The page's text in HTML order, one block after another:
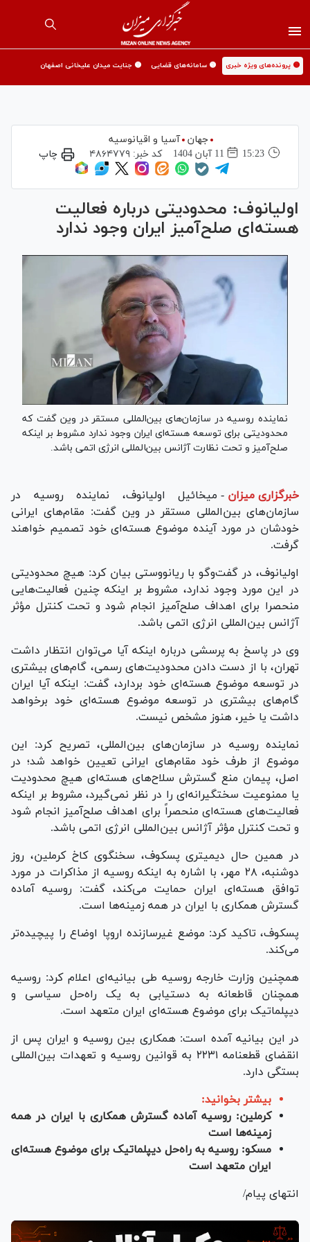
🟡 پرونده‌های ویژه خبری 🟡 سامانه‌های قضایی 🟡 جنایت میدان علیخانی اصفهان
جهان
آسیا و اقیانوسیه
15:23
11 آبان 1404 کد خبر: ۴۸۶۴۷۷۹ چاپ
اولیانوف: محدودیتی درباره فعالیت
هسته‌ای صلح‌آمیز ایران وجود ندارد
نماینده روسیه در سازمان‌های بین‌المللی مستقر در وین گفت که
محدودیتی برای توسعه هسته‌ای ایران وجود ندارد مشروط بر اینکه
صلح‌آمیز و تحت نظارت آژانس بین‌‍المللی انرژی اتمی باشد.
خبرگزاری میزان - میخائیل اولیانوف، نماینده روسیه در
سازمان‌های بین‌المللی مستقر در وین گفت: مقام‌های ایرانی
خودشان در مورد آینده موضوع هسته‌ای خود تصمیم خواهند
گرفت.
اولیانوف، در گفت‌و‌گو با ریانووستی بیان کرد: هیچ محدودیتی
در این مورد وجود ندارد، مشروط بر اینکه چنین فعالیت‌هایی
منحصرا برای اهداف صلح‌آمیز انجام شود و تحت کنترل مؤثر
آژانس بین‌المللی انرژی اتمی باشد.
وی در پاسخ به پرسشی درباره اینکه آیا می‌توان انتظار داشت
تهران، با از دست دادن محدودیت‌های رسمی، گام‌های بیشتری
در توسعه موضوع هسته‌ای خود بردارد، گفت: اینکه آیا ایران
گام‌های بیشتری در توسعه موضوع هسته‌ای خود برخواهد
داشت یا خیر، هنوز مشخص نیست.
نماینده روسیه در سازمان‌های بین‌المللی، تصریح کرد: این
موضوع از طرف خود مقام‌های ایرانی تعیین خواهد شد؛ در
اصل، پیمان منع گسترش سلاح‌های هسته‌ای هیچ محدودیت
یا ممنوعیت سختگیرانه‌ای را در نظر نمی‌گیرد، مشروط بر اینکه
فعالیت‌های هسته‌ای منحصراً برای اهداف صلح‌آمیز انجام شود
و تحت کنترل مؤثر آژانس بین‌المللی انرژی اتمی باشد.
در همین حال دیمیتری پسکوف، سخنگوی کاخ کرملین، روز
دوشنبه، ۲۸ مهر، با اشاره به اینکه روسیه از مذاکرات در مورد
توافق هسته‌ای ایران حمایت می‌کند، گفت: روسیه آماده
گسترش همکاری با ایران در همه زمینه‌ها است.
پسکوف، تاکید کرد: موضع غیرسازنده اروپا اوضاع را پیچیده‌تر
می‌کند.
همچنین وزارت خارجه روسیه طی بیانیه‌ای اعلام کرد: روسیه
همچنان قاطعانه به دستیابی به یک راه‌حل سیاسی و
دیپلماتیک برای موضوع هسته‌ای ایران متعهد است.
در این بیانیه آمده است: همکاری بین روسیه و ایران پس از
انقضای قطعنامه ۲۲۳۱ به قوانین روسیه و تعهدات بین‌المللی
بستگی دارد.
بیشتر بخوانید:
کرملین: روسیه آماده گسترش همکاری با ایران در همه
زمینه‌ها است
مسکو: روسیه به راه‌حل دیپلماتیک برای موضوع هسته‌ای
ایران متعهد است
انتهای پیام/